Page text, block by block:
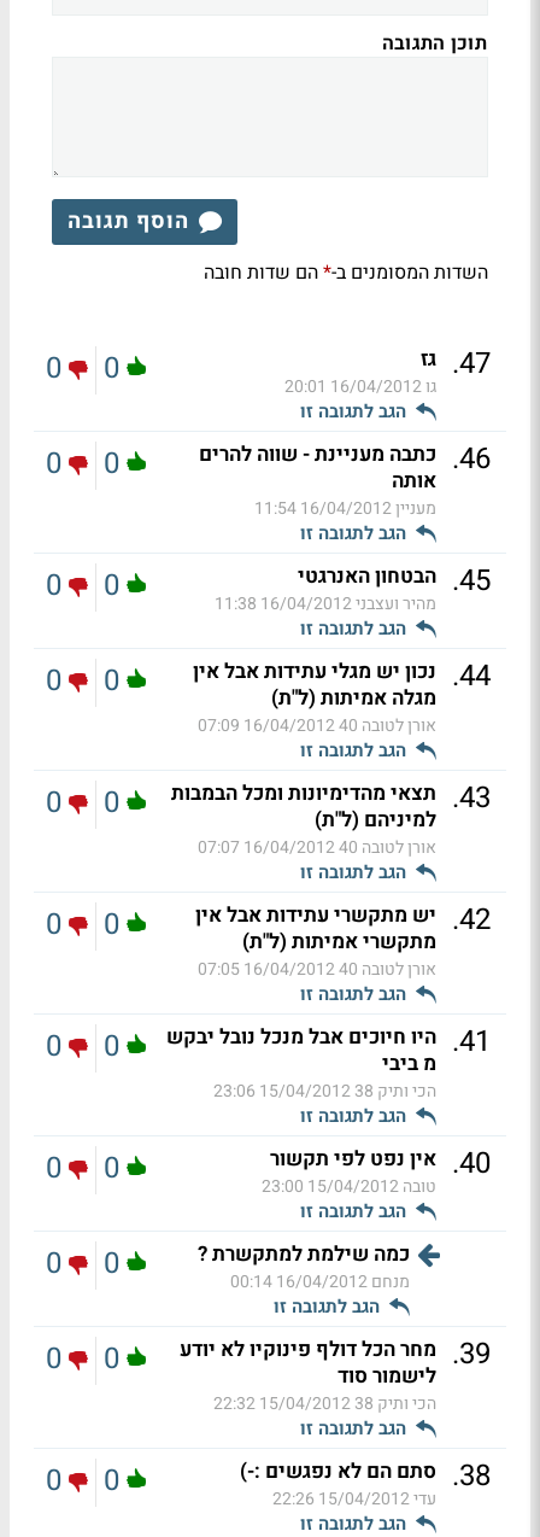
תוכן התגובה
הוסף תגובה
השדות המסומנים ב-*הם שדות חובה
47
. גז
גו16/04/2012 20:01
הגב לתגובה זו
0
0
46
.
כתבה מעניינת - שווה להרים
אותה
מעניין16/04/2012 11:54
הגב לתגובה זו
0
0
45
. הבטחון האנרגטי
מהיר ועצבני16/04/2012 11:38
הגב לתגובה זו
0
0
44
. נכון יש מגלי עתידות אבל אין
מגלה אמיתות (ל"ת)
אורן לטובה 40 16/04/2012 07:09
הגב לתגובה זו
0
0
43
. תצאי מהדימיונות ומכל הבמבות
למיניהם (ל"ת)
אורן לטובה 40 16/04/2012 07:07
הגב לתגובה זו
0
0
42
. יש מתקשרי עתידות אבל אין
מתקשרי אמיתות (ל"ת)
אורן לטובה 40 16/04/2012 07:05
הגב לתגובה זו
0
0
41
.
היו חיוכים אבל מנכל נובל יבקש
מ ביבי
הכי ותיק 38 15/04/2012 23:06
הגב לתגובה זו
0
0
40
. אין נפט לפי תקשור
טובה15/04/2012 23:00
הגב לתגובה זו
0
0
כמה שילמת למתקשרת ?
מנחם16/04/2012 00:14
הגב לתגובה זו
0
0
39
. מחר הכל דולף פינוקיו לא יודע
לישמור סוד
הכי ותיק 38 15/04/2012 22:32
הגב לתגובה זו
0
0
38
. סתם הם לא נפגשים :-)
עדי15/04/2012 22:26
הגב לתגובה זו
0
0